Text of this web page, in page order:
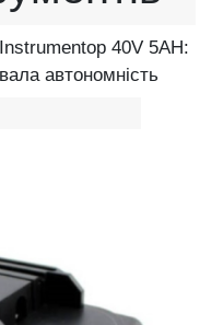
40V 5AH:
автономність